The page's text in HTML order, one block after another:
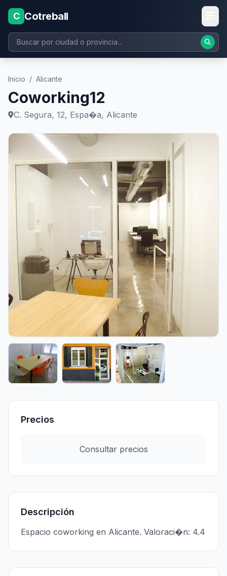
C Cotreball
Inicio / Alicante
Coworking12
C. Segura, 12, Espa�a, Alicante
Precios
Consultar precios
Descripción
Espacio coworking en Alicante. Valoraci�n: 4.4